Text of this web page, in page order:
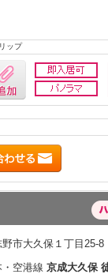
ップ
市大久保１丁目25-8
空港線 京成大久保